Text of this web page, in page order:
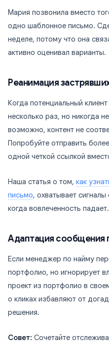
Мария позвонила вместо
одно шаблонное письмо.
неделе, потому что она
активно оценивал варианты.
Реанимация
Когда потенциальный
несколько раз, но никогда
возможно, контент не
Попробуйте отправить
одной четкой ссылкой
Наша статья о том, как
письмо, охватывает
когда вовлеченность падает.
Адаптация сообщения
Если менеджер по найму
портфолио, но игнорирует
проект из портфолио в
о кликах избавляют от
решения.
Совет: Сочетайте